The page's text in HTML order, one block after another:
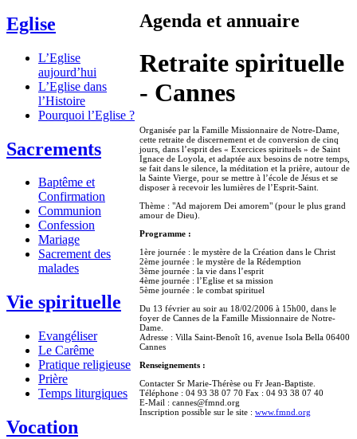
Eglise
L’Eglise
aujourd’hui
L’Eglise dans
l’Histoire
Pourquoi l’Eglise ?
Sacrements
Baptême et
Confirmation
Communion
Confession
Mariage
Sacrement des
malades
Vie spirituelle
Evangéliser
Le Carême
Pratique religieuse
Prière
Temps liturgiques
Vocation
Agenda et annuaire
Retraite spirituelle
- Cannes
Organisée par la Famille Missionnaire de Notre-Dame,
cette retraite de discernement et de conversion de cinq
jours, dans l’esprit des « Exercices spirituels » de Saint
Ignace de Loyola, et adaptée aux besoins de notre temps,
se fait dans le silence, la méditation et la prière, autour de
la Sainte Vierge, pour se mettre à l’école de Jésus et se
disposer à recevoir les lumières de l’Esprit-Saint.
Thème : "Ad majorem Dei amorem" (pour le plus grand
amour de Dieu).
Programme :
1ère journée : le mystère de la Création dans le Christ
2ème journée : le mystère de la Rédemption
3ème journée : la vie dans l’esprit
4ème journée : l’Eglise et sa mission
5ème journée : le combat spirituel
Du 13 février au soir au 18/02/2006 à 15h00, dans le
foyer de Cannes de la Famille Missionnaire de Notre-
Dame.
Adresse : Villa Saint-Benoît 16, avenue Isola Bella 06400
Cannes
Renseignements :
Contacter Sr Marie-Thérèse ou Fr Jean-Baptiste.
Téléphone : 04 93 38 07 70 Fax : 04 93 38 07 40
E-Mail : cannes@fmnd.org
Inscription possible sur le site : www.fmnd.org